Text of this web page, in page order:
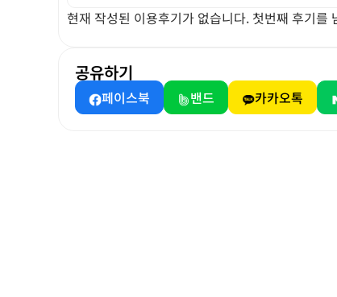
현재 작성된 이용후기가 없습니다. 첫번째 후기를
공유하기
페이스북 밴드 카카오톡